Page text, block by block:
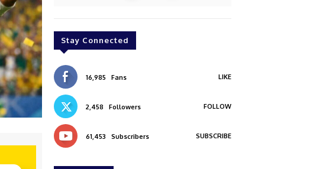
Stay Connected
16,985 Fans LIKE
2,458 Followers FOLLOW
61,453 Subscribers SUBSCRIBE